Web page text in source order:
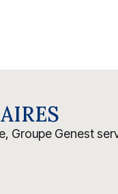
Groupe Genest